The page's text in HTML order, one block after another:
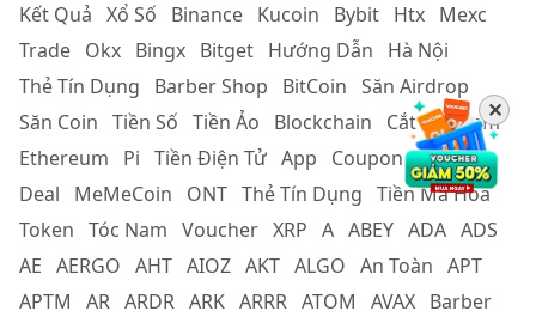
Kết Quả Xổ Số Binance Kucoin Bybit Htx Mexc
Trade Okx Bingx Bitget Hướng Dẫn
Hà Nội
Thẻ Tín Dụng
Barber Shop BitCoin Săn Airdrop
Săn Coin Tiền Số Tiền Ảo Blockchain
Cắt Tóc Nam
Ethereum
Pi Tiền Điện Tử App Coupon Cắt Tóc
Deal
MeMeCoin ONT Thẻ Tín Dụng Tiền Mã Hoá
Token Tóc Nam Voucher XRP A ABEY ADA ADS
AE AERGO AHT AIOZ AKT ALGO An Toàn APT
APTM
AR ARDR ARK ARRR ATOM AVAX Barber
✕